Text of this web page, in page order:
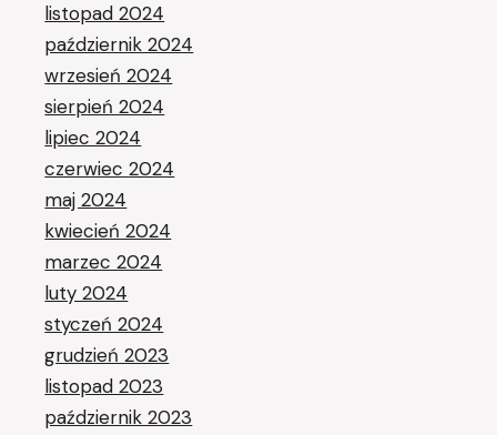
listopad 2024
październik 2024
wrzesień 2024
sierpień 2024
lipiec 2024
czerwiec 2024
maj 2024
kwiecień 2024
marzec 2024
luty 2024
styczeń 2024
grudzień 2023
listopad 2023
październik 2023